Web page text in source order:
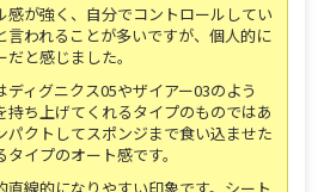
感が強く、自分でコントロールしてい
言われることが多いですが、個人的に
と感じました。
ィグニクス05やザイアー03のよう
持ち上げてくれるタイプのものではあ
パクトしてスポンジまで食い込ませた
イプのオート感です。